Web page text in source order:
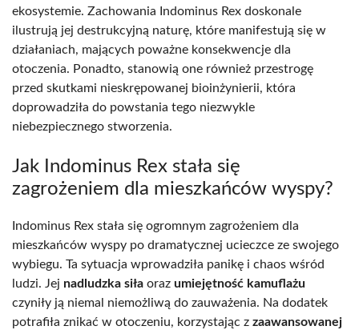
ekosystemie. Zachowania Indominus Rex doskonale
ilustrują jej destrukcyjną naturę, które manifestują się w
działaniach, mających poważne konsekwencje dla
otoczenia. Ponadto, stanowią one również przestrogę
przed skutkami nieskrępowanej bioinżynierii, która
doprowadziła do powstania tego niezwykle
niebezpiecznego stworzenia.
Jak Indominus Rex stała się
zagrożeniem dla mieszkańców wyspy?
Indominus Rex stała się ogromnym zagrożeniem dla
mieszkańców wyspy po dramatycznej ucieczce ze swojego
wybiegu. Ta sytuacja wprowadziła panikę i chaos wśród
ludzi. Jej nadludzka siła oraz umiejętność kamuflażu
czyniły ją niemal niemożliwą do zauważenia. Na dodatek
potrafiła znikać w otoczeniu, korzystając z zaawansowanej